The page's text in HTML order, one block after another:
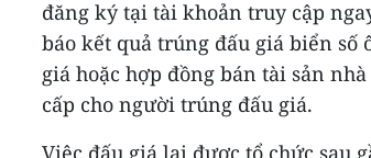
đăng ký tại tài khoản truy cập
báo kết quả trúng đấu giá biển số
giá hoặc hợp đồng bán tài sản
cấp cho người trúng đấu giá.
Việc đấu giá lại được tổ chức sau